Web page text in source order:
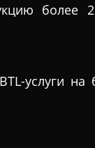
более
услуги